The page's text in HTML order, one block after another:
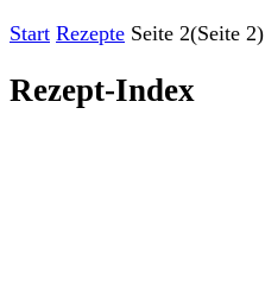
Start Rezepte Seite 2(Seite 2)
Rezept-Index